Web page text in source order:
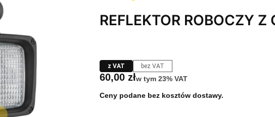
REFLEKTOR ROBOCZY Z
z VAT bez VAT
Cena
60,00 złw tym 23% VAT
w tym 23% VAT
Ceny podane bez kosztów dostawy.